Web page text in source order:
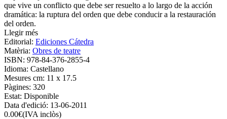
que vive un conflicto que debe ser resuelto a lo largo de la acción
dramática: la ruptura del orden que debe conducir a la restauración
del orden.
Llegir més
Editorial: Ediciones Cátedra
Matèria: Obres de teatre
ISBN: 978-84-376-2855-4
Idioma: Castellano
Mesures cm: 11 x 17.5
Pàgines: 320
Estat: Disponible
Data d'edició: 13-06-2011
0.00€(IVA inclòs)